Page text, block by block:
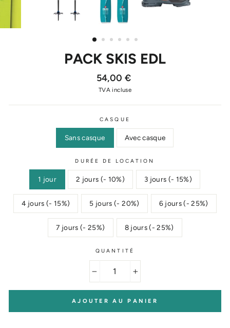
PACK SKIS EDL
Prix
régulier
Prix
réduit
54,00 €
TVA incluse
CASQUE
Sans casque Avec casque
DURÉE DE LOCATION
1 jour 2 jours (- 10%) 3 jours (- 15%)
4 jours (- 15%) 5 jours (- 20%) 6 jours (- 25%)
7 jours (- 25%) 8 jours (- 25%)
QUANTITÉ
AJOUTER AU PANIER